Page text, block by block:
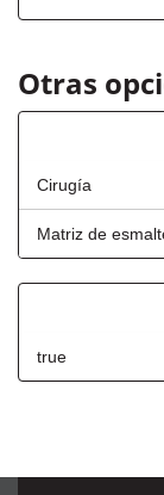
Otras
Cirugía
Matriz de
true